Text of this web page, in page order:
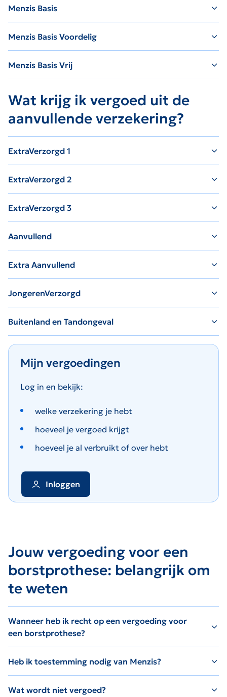
Menzis Basis
Menzis Basis Voordelig
Menzis Basis Vrij
Wat krijg ik vergoed uit de
aanvullende verzekering?
ExtraVerzorgd 1
ExtraVerzorgd 2
ExtraVerzorgd 3
Aanvullend
Extra Aanvullend
JongerenVerzorgd
Buitenland en Tandongeval
Mijn vergoedingen
Log in en bekijk:
welke verzekering je hebt
hoeveel je vergoed krijgt
hoeveel je al verbruikt of over hebt
Inloggen
Jouw vergoeding voor een
borstprothese: belangrijk om
te weten
Wanneer heb ik recht op een vergoeding voor
een borstprothese?
Heb ik toestemming nodig van Menzis?
Wat wordt niet vergoed?